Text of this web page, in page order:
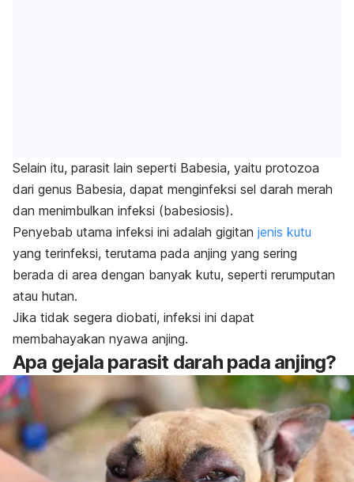
Selain itu, parasit lain seperti Babesia, yaitu protozoa
dari genus Babesia, dapat menginfeksi sel darah merah
dan menimbulkan infeksi (babesiosis).
Penyebab utama infeksi ini adalah gigitan jenis kutu
yang terinfeksi, terutama pada anjing yang sering
berada di area dengan banyak kutu, seperti rerumputan
atau hutan.
Jika tidak segera diobati, infeksi ini dapat
membahayakan nyawa anjing.
Apa gejala parasit darah pada anjing?